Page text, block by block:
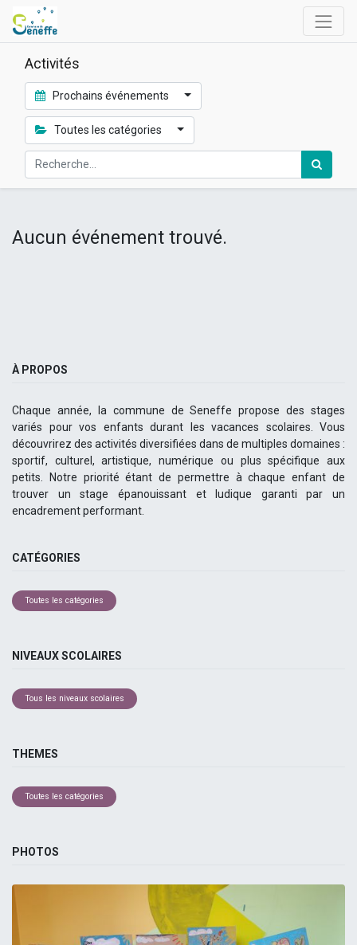
Activités
Prochains événements
Toutes les catégories
Aucun événement trouvé.
À PROPOS
Chaque année, la commune de Seneffe propose des stages
variés pour vos enfants durant les vacances scolaires. Vous
découvrirez des activités diversifiées dans de multiples domaines :
sportif, culturel, artistique, numérique ou plus spécifique aux
petits. Notre priorité étant de permettre à chaque enfant de
trouver un stage épanouissant et ludique garanti par un
encadrement performant.
CATÉGORIES
Toutes les catégories
NIVEAUX SCOLAIRES
Tous les niveaux scolaires
THEMES
Toutes les catégories
PHOTOS